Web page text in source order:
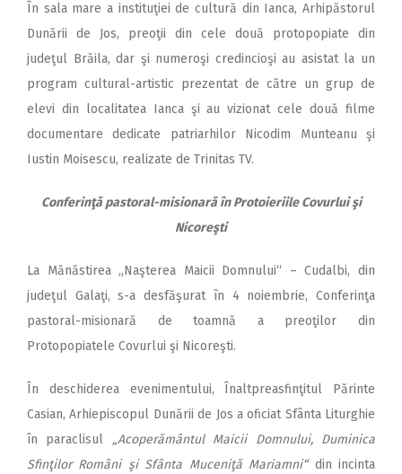
În sala mare a instituţiei de cultură din Ianca, Arhipăstorul
Dunării de Jos, preoţii din cele două protopopiate din
judeţul Brăila, dar şi numeroşi credincioşi au asistat la un
program cultural-artistic prezentat de către un grup de
elevi din localitatea Ianca şi au vizionat cele două filme
documentare dedicate patriarhilor Nicodim Munteanu şi
Iustin Moisescu, realizate de Trinitas TV.
Conferinţă pastoral-misionară în Protoieriile Covurlui şi
Nicoreşti
La Mănăstirea „Naşterea Maicii Domnului“ – Cudalbi, din
judeţul Galaţi, s-a desfăşurat în 4 noiembrie, Conferinţa
pastoral-misionară de toamnă a preoţilor din
Protopopiatele Covurlui şi Nicoreşti.
În deschiderea evenimentului, Înaltpreasfinţitul Părinte
Casian, Arhiepiscopul Dunării de Jos a oficiat Sfânta Liturghie
în paraclisul „Acoperământul Maicii Domnului, Duminica
Sfinţilor Români şi Sfânta Muceniţă Mariamni“din incinta